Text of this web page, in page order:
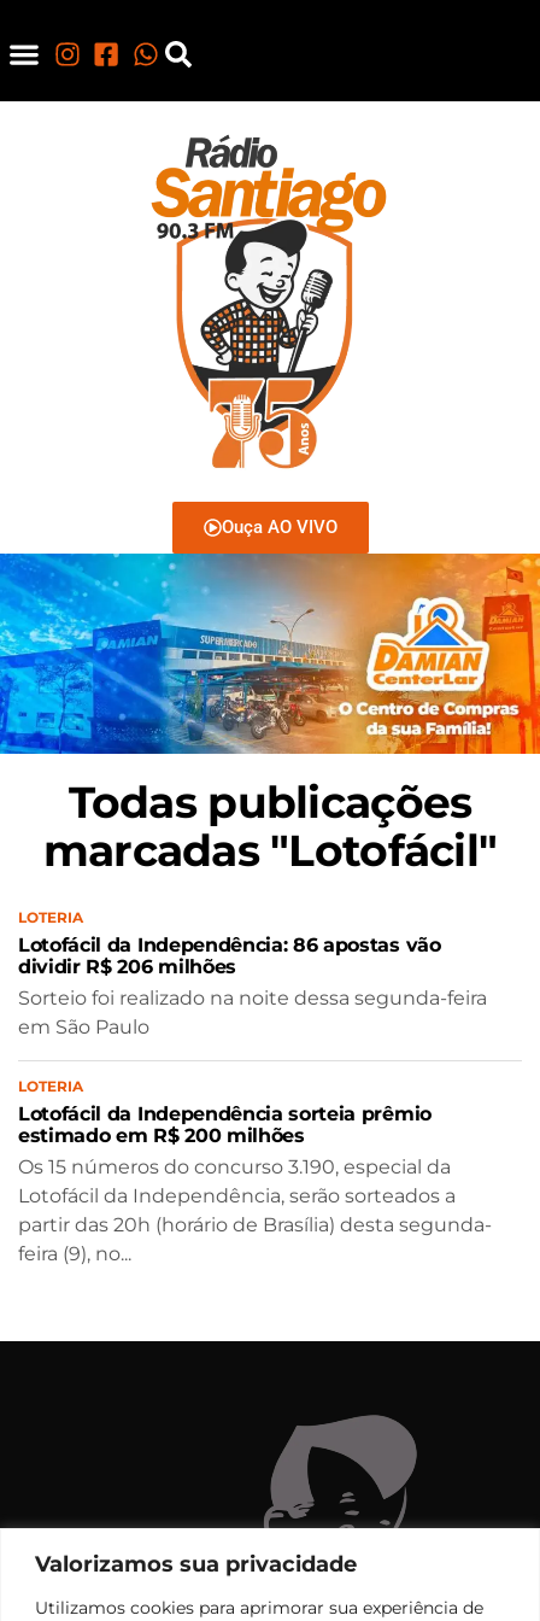
Valorizamos sua privacidade
Utilizamos cookies para aprimorar sua experiência de
Ouça AO VIVO
Todas publicações
marcadas "Lotofácil"
LOTERIA
Lotofácil da Independência: 86 apostas vão
dividir R$ 206 milhões
Sorteio foi realizado na noite dessa segunda-feira
em São Paulo
LOTERIA
Lotofácil da Independência sorteia prêmio
estimado em R$ 200 milhões
Os 15 números do concurso 3.190, especial da
Lotofácil da Independência, serão sorteados a
partir das 20h (horário de Brasília) desta segunda-
feira (9), no...